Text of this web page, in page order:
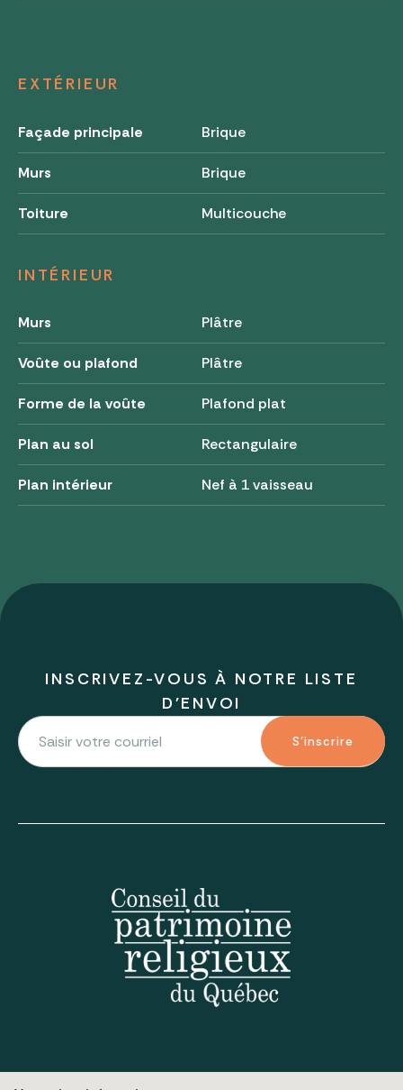
EXTÉRIEUR
Façade principale Brique
Murs Brique
Toiture Multicouche
INTÉRIEUR
Murs Plâtre
Voûte ou plafond Plâtre
Forme de la voûte Plafond plat
Plan au sol Rectangulaire
Plan intérieur Nef à 1 vaisseau
INSCRIVEZ-VOUS À NOTRE LISTE
D'ENVOI
S'inscrire